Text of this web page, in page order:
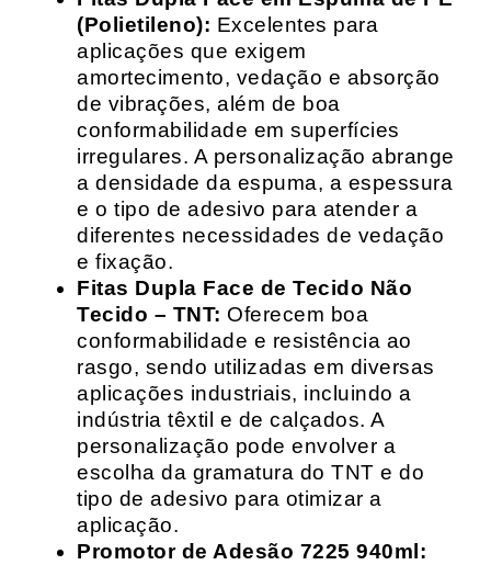
(Polietileno): Excelentes para
aplicações que exigem
amortecimento, vedação e absorção
de vibrações, além de boa
conformabilidade em superfícies
irregulares. A personalização abrange
a densidade da espuma, a espessura
e o tipo de adesivo para atender a
diferentes necessidades de vedação
e fixação.
Fitas Dupla Face de Tecido Não
Tecido – TNT: Oferecem boa
conformabilidade e resistência ao
rasgo, sendo utilizadas em diversas
aplicações industriais, incluindo a
indústria têxtil e de calçados. A
personalização pode envolver a
escolha da gramatura do TNT e do
tipo de adesivo para otimizar a
aplicação.
Promotor de Adesão 7225 940ml: